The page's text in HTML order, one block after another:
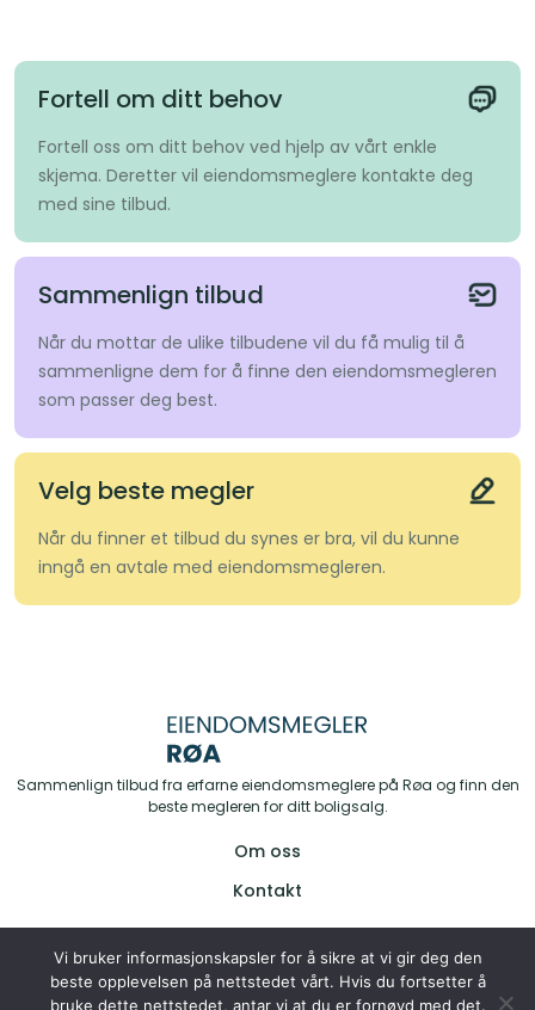
Fortell om ditt behov
Fortell oss om ditt behov ved hjelp av vårt enkle
skjema. Deretter vil eiendomsmeglere kontakte deg
med sine tilbud.
Sammenlign tilbud
Når du mottar de ulike tilbudene vil du få mulig til å
sammenligne dem for å finne den eiendomsmegleren
som passer deg best.
Velg beste megler
Når du finner et tilbud du synes er bra, vil du kunne
inngå en avtale med eiendomsmegleren.
Sammenlign tilbud fra erfarne eiendomsmeglere på Røa og finn den
beste megleren for ditt boligsalg.
Om oss
Kontakt
Personvernserklæring
Informasjonskapsler
Vi bruker informasjonskapsler for å sikre at vi gir deg den
beste opplevelsen på nettstedet vårt. Hvis du fortsetter å
bruke dette nettstedet, antar vi at du er fornøyd med det.